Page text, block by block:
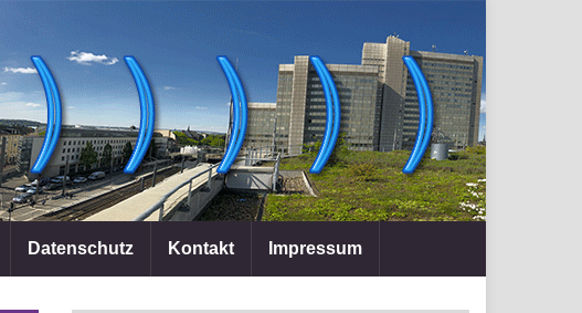
Datenschutz Kontakt Impressum